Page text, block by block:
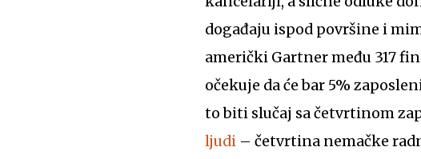
događaju ispod površine i
američki Gartner među 317
očekuje da će bar 5%
to biti slučaj sa četvrtinom
ljudi – četvrtina nemačke